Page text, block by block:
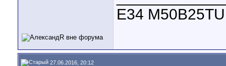
E34
27.06.2016, 20:12